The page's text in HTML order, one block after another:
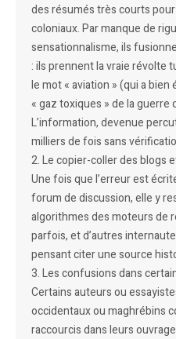
des résumés très courts
coloniaux. Par manque de
sensationnalisme, ils
: ils prennent la vraie révolte
le mot « aviation » (qui a
« gaz toxiques » de la guerre
L’information, devenue
milliers de fois sans
2. Le copier-coller des blogs
Une fois que l’erreur est
forum de discussion, elle y
algorithmes des moteurs de
parfois, et d’autres
pensant citer une source
3. Les confusions dans
Certains auteurs ou
occidentaux ou maghrébins
raccourcis dans leurs